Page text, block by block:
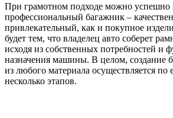
При грамотном подходе можно успешно
профессиональный багажник –
привлекательный, как и покупное
будет тем, что владелец авто соберет
исходя из собственных потребностей и
назначения машины. В целом, создание
из любого материала осуществляется по
несколько этапов.